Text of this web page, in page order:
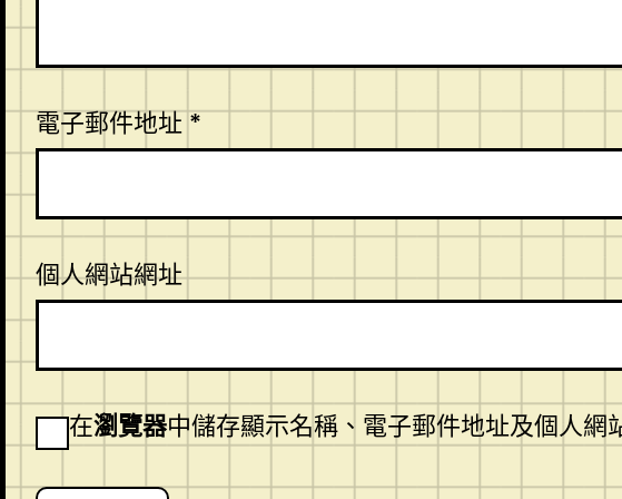
電子郵件地址*
個人網站網址
在瀏覽器中儲存顯示名稱、電子郵件地址及個人